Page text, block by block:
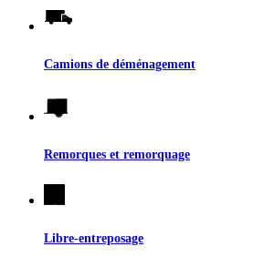
Camions de déménagement
Remorques et remorquage
Libre-entreposage